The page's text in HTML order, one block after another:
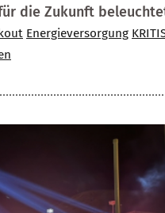
die Zukunft
Energieversorgung